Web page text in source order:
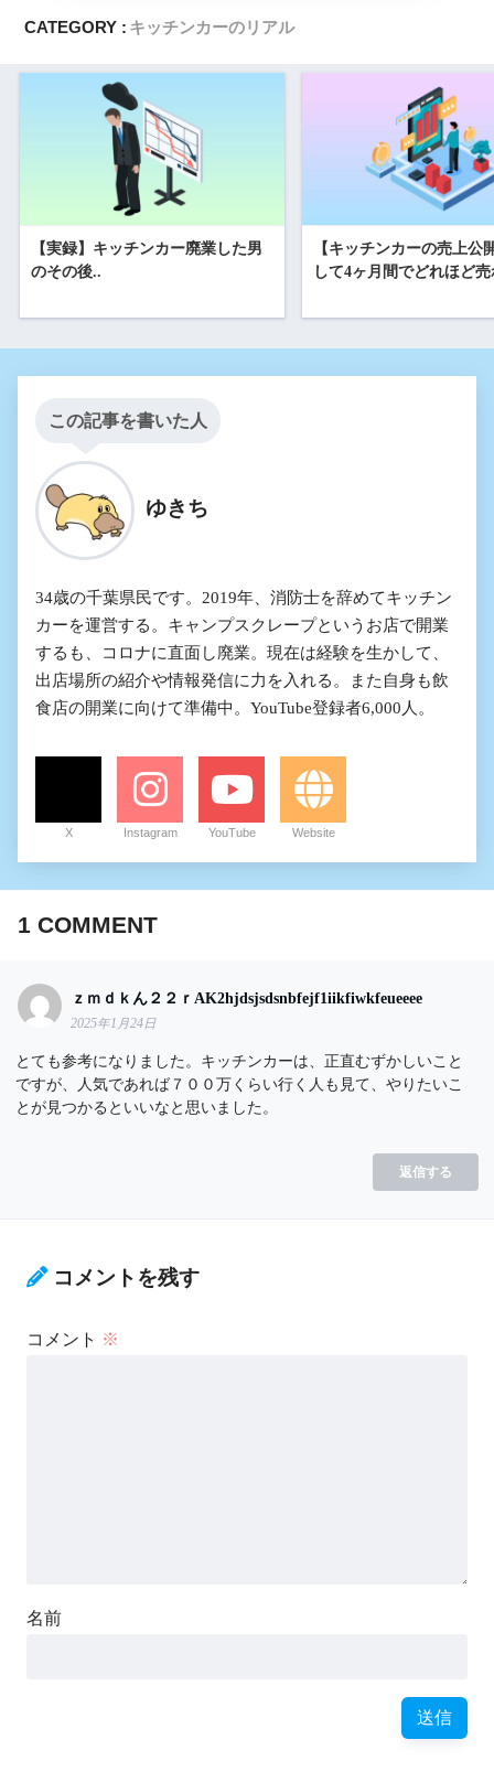
CATEGORY : キッチンカーのリアル
【実録】キッチンカー廃業した男
のその後..
【キッチンカーの売上公
して4ヶ月間でどれほど売
この記事を書いた人
ゆきち
34歳の千葉県民です。2019年、消防士を辞めてキッチン
カーを運営する。キャンプスクレープというお店で開業
するも、コロナに直面し廃業。現在は経験を生かして、
出店場所の紹介や情報発信に力を入れる。また自身も飲
食店の開業に向けて準備中。YouTube登録者6,000人。
X Instagram YouTube Website
1 COMMENT
ｚｍｄｋん２２ｒAK2hjdsjsdsnbfejf1iikfiwkfeueeee
2025年1月24日
とても参考になりました。キッチンカーは、正直むずかしいこと
ですが、人気であれば７００万くらい行く人も見て、やりたいこ
とが見つかるといいなと思いました。
返信する
コメントを残す
コメント ※
名前